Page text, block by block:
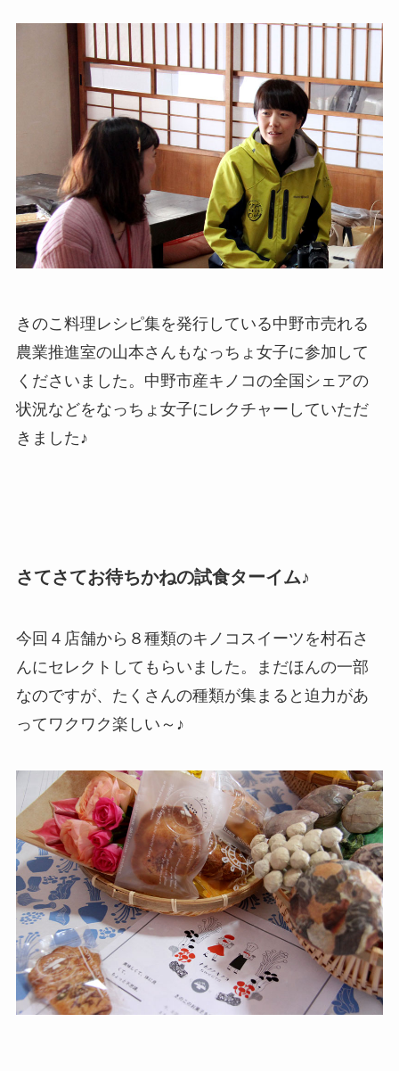
きのこ料理レシピ集を発行している中野市売れる
農業推進室の山本さんもなっちょ女子に参加して
くださいました。中野市産キノコの全国シェアの
状況などをなっちょ女子にレクチャーしていただ
きました♪
さてさてお待ちかねの試食ターイム♪
今回４店舗から８種類のキノコスイーツを村石さ
んにセレクトしてもらいました。まだほんの一部
なのですが、たくさんの種類が集まると迫力があ
ってワクワク楽しい～♪